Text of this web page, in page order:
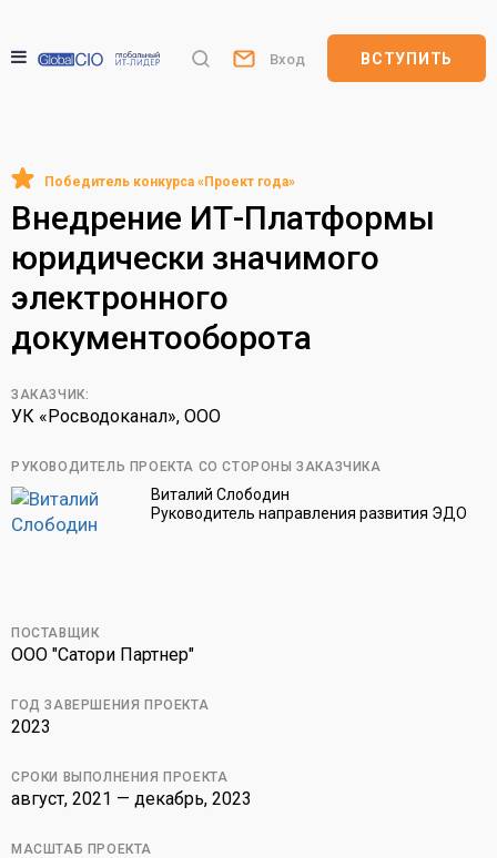
Вход ВСТУПИТЬ
Внедрение ИТ-Платформы
юридически значимого
электронного
документооборота
ЗАКАЗЧИК:
УК «Росводоканал», ООО
РУКОВОДИТЕЛЬ ПРОЕКТА СО СТОРОНЫ ЗАКАЗЧИКА
Виталий Слободин
Руководитель направления развития ЭДО
ПОСТАВЩИК
ООО "Сатори Партнер"
ГОД ЗАВЕРШЕНИЯ ПРОЕКТА
2023
СРОКИ ВЫПОЛНЕНИЯ ПРОЕКТА
август, 2021 — декабрь, 2023
МАСШТАБ ПРОЕКТА